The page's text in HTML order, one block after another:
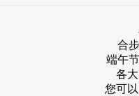
合
端午
各
您可